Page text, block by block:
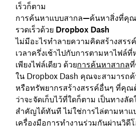
เร็วก็ตาม
การค้นหาแบบสากล—ค้นหาสิ่งที่คุณ
รวดเร็วด้วย Dropbox Dash
ไม่มีอะไรทำลายความคิดสร้างสรร
เวลาครึ่งเช้าไปกับการตามหาไฟล์
เพียงไฟล์เดียว ด้วยการค้นหาสากลที่
ใน Dropbox Dash คุณจะสามารถ
หรือทรัพยากรสร้างสรรค์อื่นๆ ที่คุณ
ว่าจะจัดเก็บไว้ที่ใดก็ตาม เป็นทางลั
สำคัญได้ทันที ไม่ใช่การไล่ตามหาแ
เครื่องมือการทำงานร่วมกันผ่านวิดี